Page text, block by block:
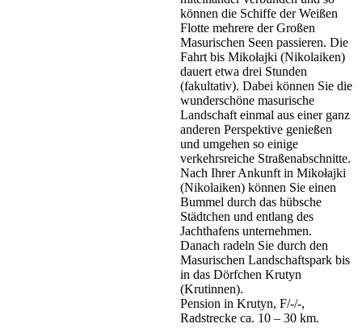
können die Schiffe der Weißen
Flotte mehrere der Großen
Masurischen Seen passieren. Die
Fahrt bis Mikołajki (Nikolaiken)
dauert etwa drei Stunden
(fakultativ). Dabei können Sie die
wunderschöne masurische
Landschaft einmal aus einer ganz
anderen Perspektive genießen
und umgehen so einige
verkehrsreiche Straßenabschnitte.
Nach Ihrer Ankunft in Mikołajki
(Nikolaiken) können Sie einen
Bummel durch das hübsche
Städtchen und entlang des
Jachthafens unternehmen.
Danach radeln Sie durch den
Masurischen Landschaftspark bis
in das Dörfchen Krutyn
(Krutinnen).
Pension in Krutyn, F/-/-,
Radstrecke ca. 10 – 30 km.